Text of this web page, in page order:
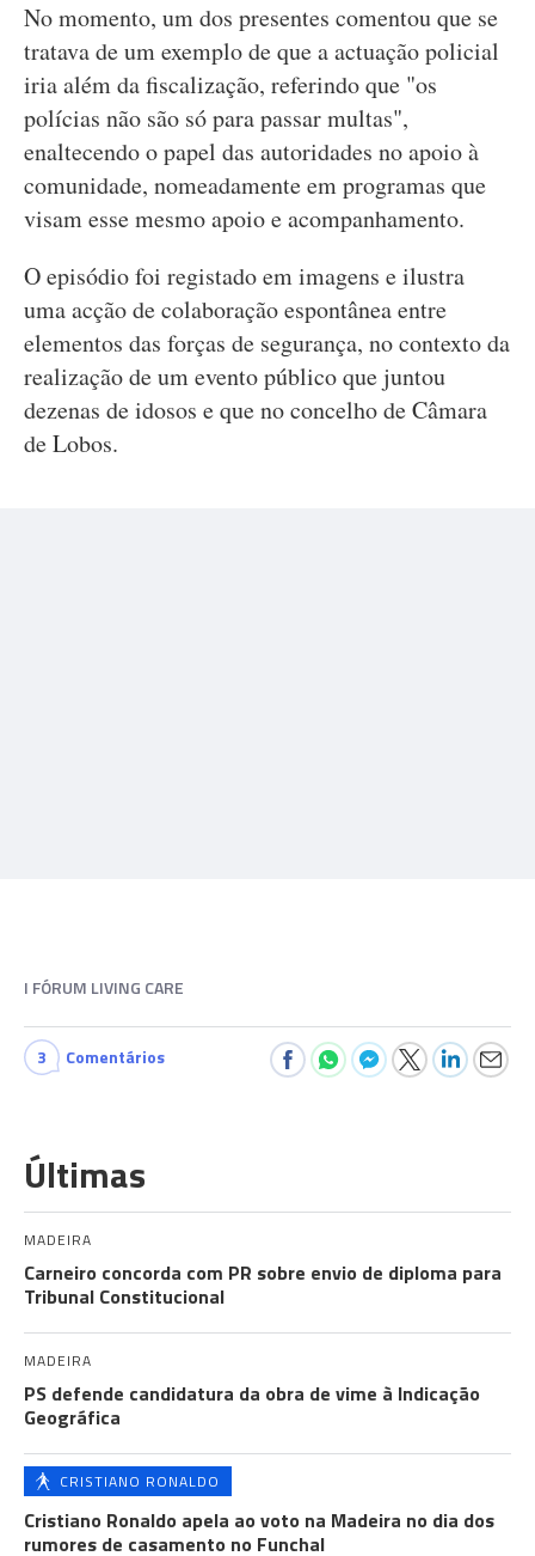
No momento, um dos presentes comentou que se
tratava de um exemplo de que a actuação policial
iria além da fiscalização, referindo que "os
polícias não são só para passar multas",
enaltecendo o papel das autoridades no apoio à
comunidade, nomeadamente em programas que
visam esse mesmo apoio e acompanhamento.
O episódio foi registado em imagens e ilustra
uma acção de colaboração espontânea entre
elementos das forças de segurança, no contexto da
realização de um evento público que juntou
dezenas de idosos e que no concelho de Câmara
de Lobos.
I FÓRUM LIVING CARE
3 Comentários
Últimas
MADEIRA
Carneiro concorda com PR sobre envio de diploma para
Tribunal Constitucional
MADEIRA
PS defende candidatura da obra de vime à Indicação
Geográfica
CRISTIANO RONALDO
Cristiano Ronaldo apela ao voto na Madeira no dia dos
rumores de casamento no Funchal